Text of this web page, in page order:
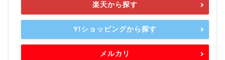
楽天から探す
Y!ショッピングから探す
メルカリ